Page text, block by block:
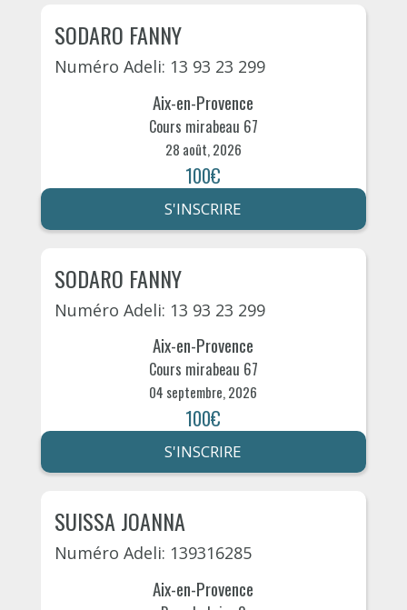
SODARO FANNY
Numéro Adeli: 13 93 23 299
Aix-en-Provence
Cours mirabeau 67
28 août, 2026
100€
S'INSCRIRE
SODARO FANNY
Numéro Adeli: 13 93 23 299
Aix-en-Provence
Cours mirabeau 67
04 septembre, 2026
100€
S'INSCRIRE
SUISSA JOANNA
Numéro Adeli: 139316285
Aix-en-Provence